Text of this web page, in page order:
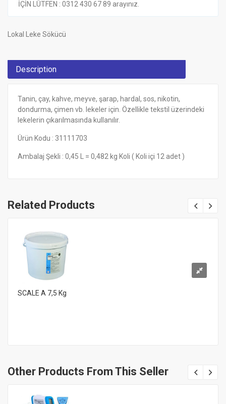
İÇİN LÜTFEN : 0312 430 67 89 arayınız.
Lokal Leke Sökücü
Description
Tanin, çay, kahve, meyve, şarap, hardal, sos, nikotin,
dondurma, çimen vb. lekeler için. Özellikle tekstil üzerindeki
lekelerin çıkarılmasında kullanılır.
Ürün Kodu : 31111703
Ambalaj Şekli : 0,45 L = 0,482 kg Koli ( Koli içi 12 adet )
Related Products
SCALE A 7,5 Kg
Other Products From This Seller